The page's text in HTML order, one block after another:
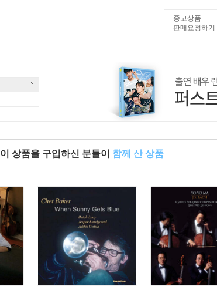
중고상품
판매요청하기
이 상품을 구입하신 분들이 함께 산 상품